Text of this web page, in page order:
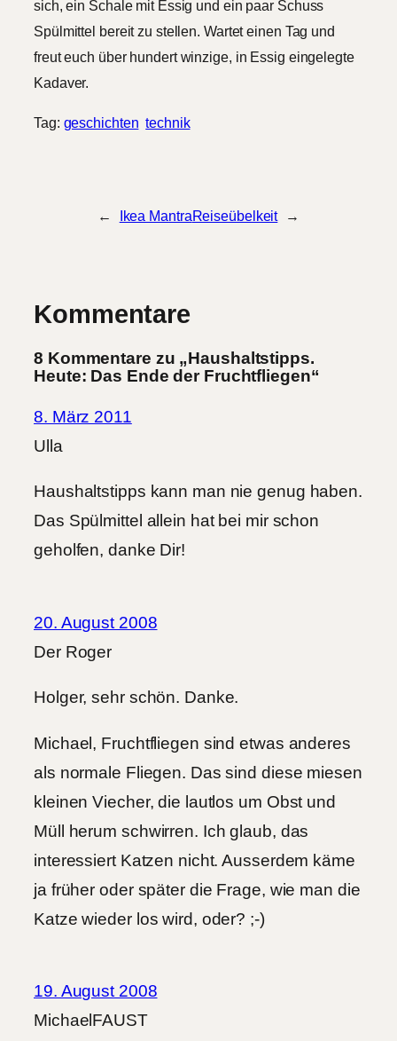
sich, ein Schale mit Essig und ein paar Schuss
Spülmittel bereit zu stellen. Wartet einen Tag und
freut euch über hundert winzige, in Essig eingelegte
Kadaver.
Tag: geschichten technik
← Ikea MantraReiseübelkeit →
Kommentare
8 Kommentare zu „Haushaltstipps.
Heute: Das Ende der Fruchtfliegen“
8. März 2011
Ulla
Haushaltstipps kann man nie genug haben.
Das Spülmittel allein hat bei mir schon
geholfen, danke Dir!
20. August 2008
Der Roger
Holger, sehr schön. Danke.
Michael, Fruchtfliegen sind etwas anderes
als normale Fliegen. Das sind diese miesen
kleinen Viecher, die lautlos um Obst und
Müll herum schwirren. Ich glaub, das
interessiert Katzen nicht. Ausserdem käme
ja früher oder später die Frage, wie man die
Katze wieder los wird, oder? ;-)
19. August 2008
MichaelFAUST